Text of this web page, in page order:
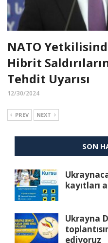
NATO
Hibrit
Tehdit Uyarısı
12/30/2024
PREV NEXT
SON
kayıtları
Ukrayna
ediyoruz